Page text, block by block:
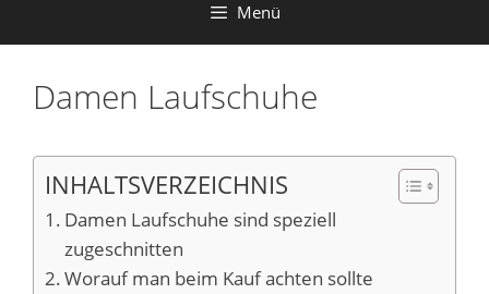
Menü
Damen Laufschuhe
INHALTSVERZEICHNIS
Damen Laufschuhe sind speziell
zugeschnitten
Worauf man beim Kauf achten sollte